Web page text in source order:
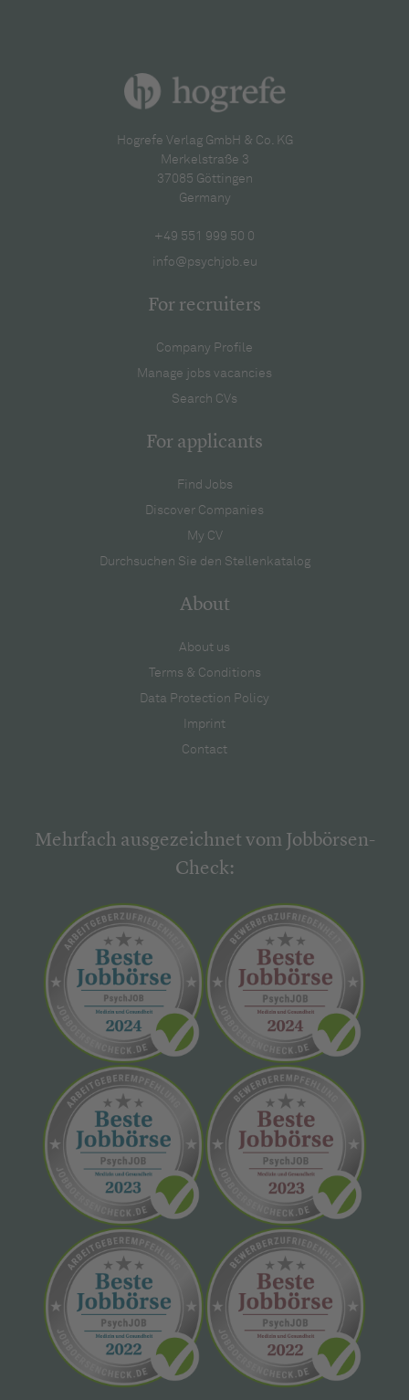
Hogrefe Verlag GmbH & Co. KG
Merkelstraße 3
37085 Göttingen
Germany
+49 551 999 50 0
info@psychjob.eu
For recruiters
Company Profile
Manage jobs vacancies
Search CVs
For applicants
Find Jobs
Discover Companies
My CV
Durchsuchen Sie den Stellenkatalog
About
About us
Terms & Conditions
Data Protection Policy
Imprint
Contact
Mehrfach ausgezeichnet vom Jobbörsen-
Check: